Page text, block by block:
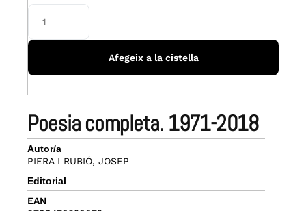
poesia completa. 1971-2018
Autor/a
PIERA I RUBIÓ, JOSEP
Editorial
EAN
Afegeix a la cistella